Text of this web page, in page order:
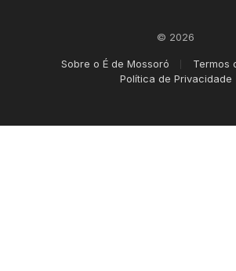
© 2026
Sobre o É de Mossoró
Termos
Política de Privacidade